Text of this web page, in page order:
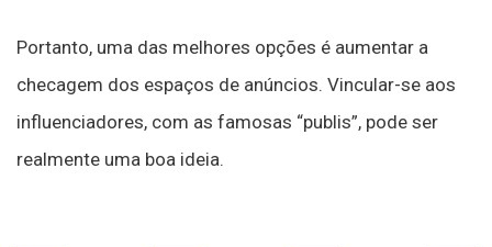
Portanto, uma das melhores opções é aumentar a
checagem dos espaços de anúncios. Vincular-se aos
influenciadores, com as famosas “publis”, pode ser
realmente uma boa ideia.